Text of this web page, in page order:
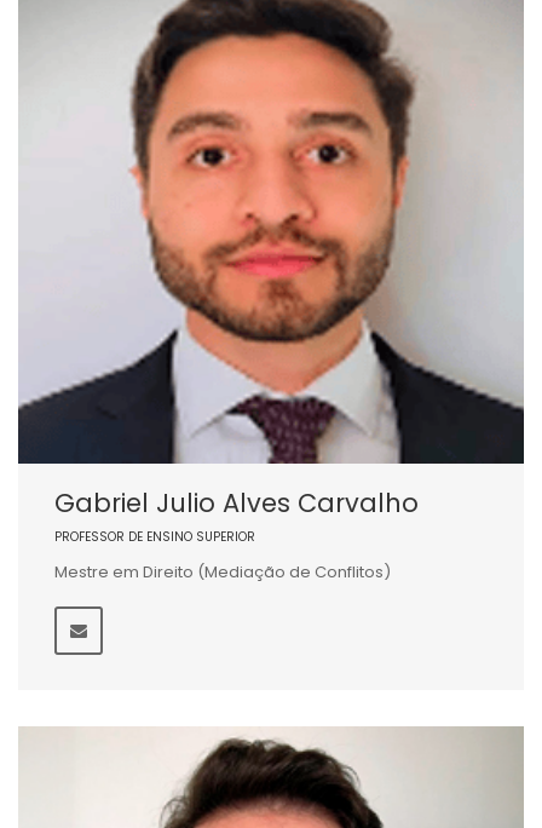
Gabriel Julio Alves Carvalho
PROFESSOR DE ENSINO SUPERIOR
Mestre em Direito (Mediação de Conflitos)